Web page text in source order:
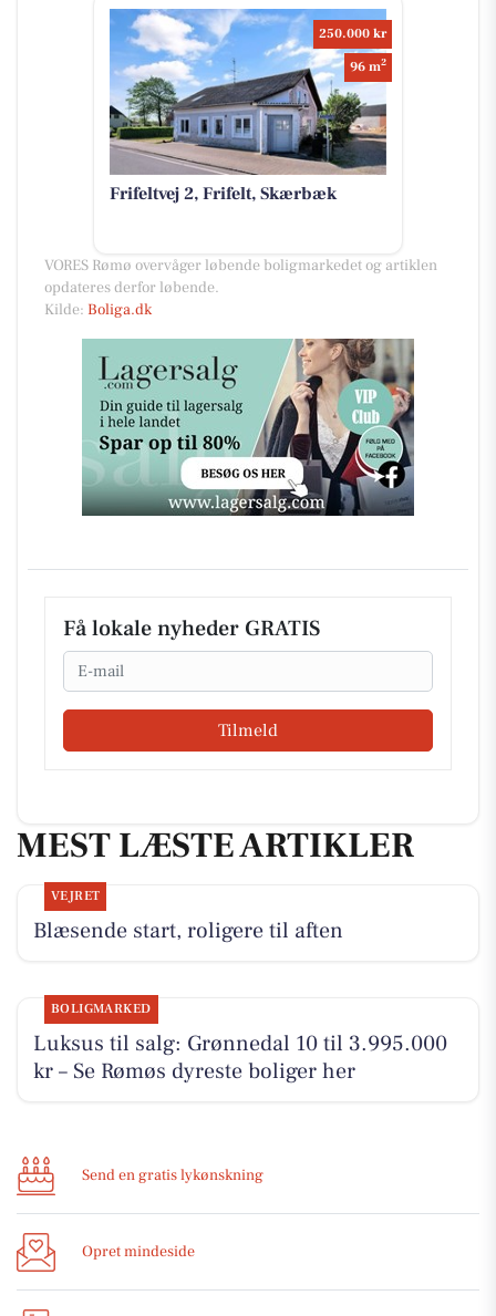
250.000 kr
96 m2
Frifeltvej 2, Frifelt, Skærbæk
VORES Rømø overvåger løbende boligmarkedet og artiklen
opdateres derfor løbende.
Kilde: Boliga.dk
Få lokale nyheder GRATIS
Email
Tilmeld
MEST LÆSTE ARTIKLER
VEJRET
Blæsende start, roligere til aften
BOLIGMARKED
Luksus til salg: Grønnedal 10 til 3.995.000
kr – Se Rømøs dyreste boliger her
Send en gratis lykønskning
Opret mindeside